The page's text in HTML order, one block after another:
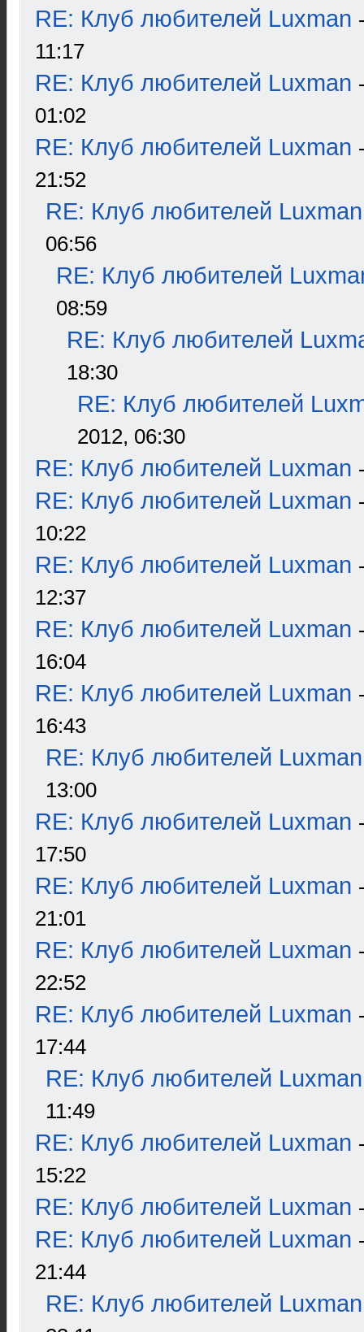
RE: Клуб любителей Luxman
11:17
RE: Клуб любителей Luxman
01:02
RE: Клуб любителей Luxman
21:52
RE: Клуб любителей Luxman
06:56
RE: Клуб любителей
08:59
RE: Клуб любителей
18:30
RE: Клуб любителей
2012, 06:30
RE: Клуб любителей Luxman
RE: Клуб любителей Luxman
10:22
RE: Клуб любителей Luxman
12:37
RE: Клуб любителей Luxman
16:04
RE: Клуб любителей Luxman
16:43
RE: Клуб любителей Luxman
13:00
RE: Клуб любителей Luxman
17:50
RE: Клуб любителей Luxman
21:01
RE: Клуб любителей Luxman
22:52
RE: Клуб любителей Luxman
17:44
RE: Клуб любителей Luxman
11:49
RE: Клуб любителей Luxman
15:22
RE: Клуб любителей Luxman
RE: Клуб любителей Luxman
21:44
RE: Клуб любителей Luxman